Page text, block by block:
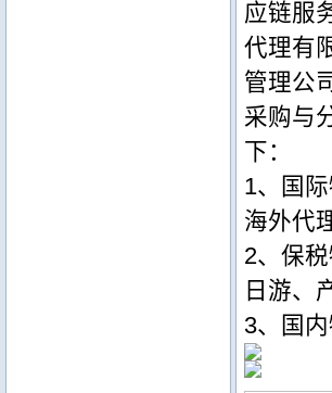
应链服
代理有
管理公
采购与
下：
1、国
海外代
2、保
日游、
3、国